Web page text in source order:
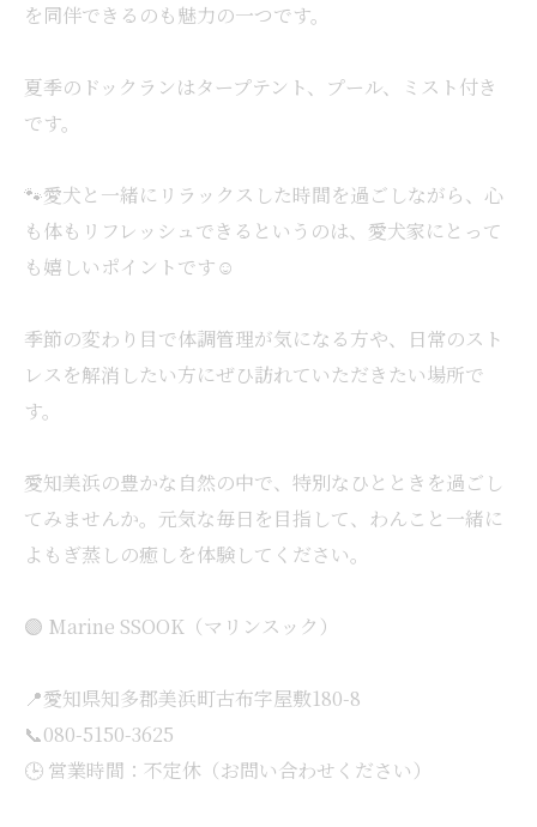
を同伴できるのも魅力の一つです。
夏季のドックランはタープテント、プール、ミスト付き
です。
🐾愛犬と一緒にリラックスした時間を過ごしながら、心
も体もリフレッシュできるというのは、愛犬家にとって
も嬉しいポイントです☺️
季節の変わり目で体調管理が気になる方や、日常のスト
レスを解消したい方にぜひ訪れていただきたい場所で
す。
愛知美浜の豊かな自然の中で、特別なひとときを過ごし
てみませんか。元気な毎日を目指して、わんこと一緒に
よもぎ蒸しの癒しを体験してください。
🟣 Marine SSOOK（マリンスック）
📍愛知県知多郡美浜町古布字屋敷180-8
📞080-5150-3625
🕒 営業時間：不定休（お問い合わせください）